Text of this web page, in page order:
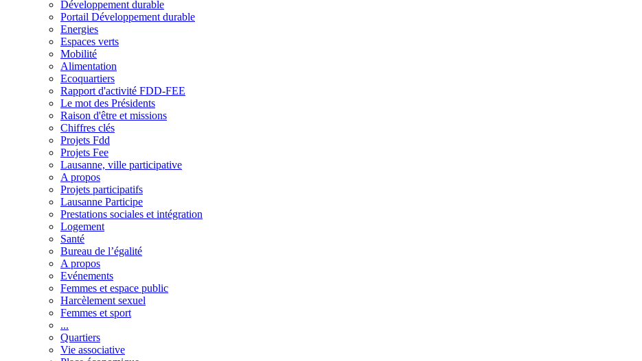
Développement durable
Portail Développement durable
Energies
Espaces verts
Mobilité
Alimentation
Ecoquartiers
Rapport d'activité FDD-FEE
Le mot des Présidents
Raison d'être et missions
Chiffres clés
Projets Fdd
Projets Fee
Lausanne, ville participative
A propos
Projets participatifs
Lausanne Participe
Prestations sociales et intégration
Logement
Santé
Bureau de l’égalité
A propos
Evénements
Femmes et espace public
Harcèlement sexuel
Femmes et sport
...
Quartiers
Vie associative